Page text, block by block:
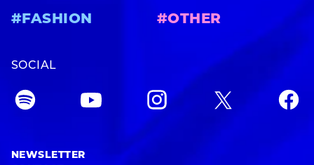
#FASHION
#OTHER
SOCIAL
NEWSLETTER